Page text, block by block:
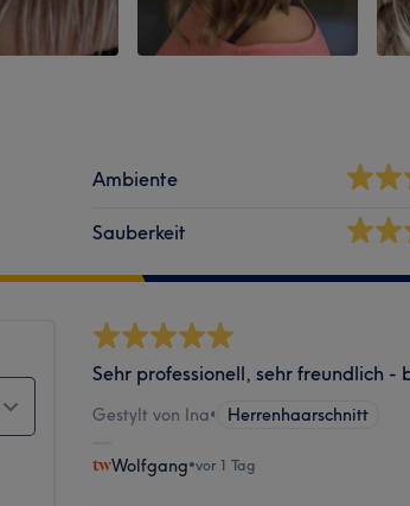
Ambiente
Sauberkeit
Sehr professionell, sehr freundlich -
Gestylt von Ina• Herrenhaarschnitt
Wolfgang•vor 1 Tag